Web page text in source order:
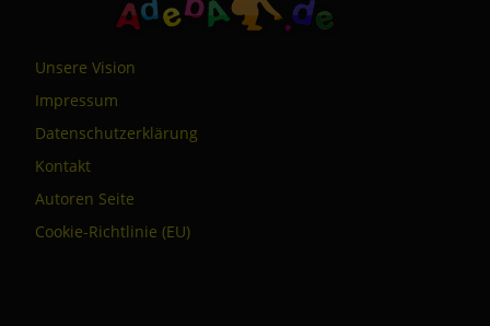
Unsere Vision
Impressum
Datenschutzerklärung
Kontakt
Autoren Seite
Cookie-Richtlinie (EU)